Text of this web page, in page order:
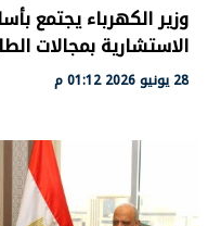
وزير الكهرباء يجتمع
الاستشارية بمجالات
28 يونيو 2026 01:12 م